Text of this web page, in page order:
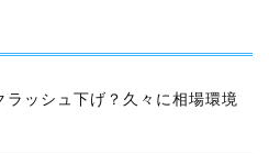
ラッシュ下げ？久々に相場環境